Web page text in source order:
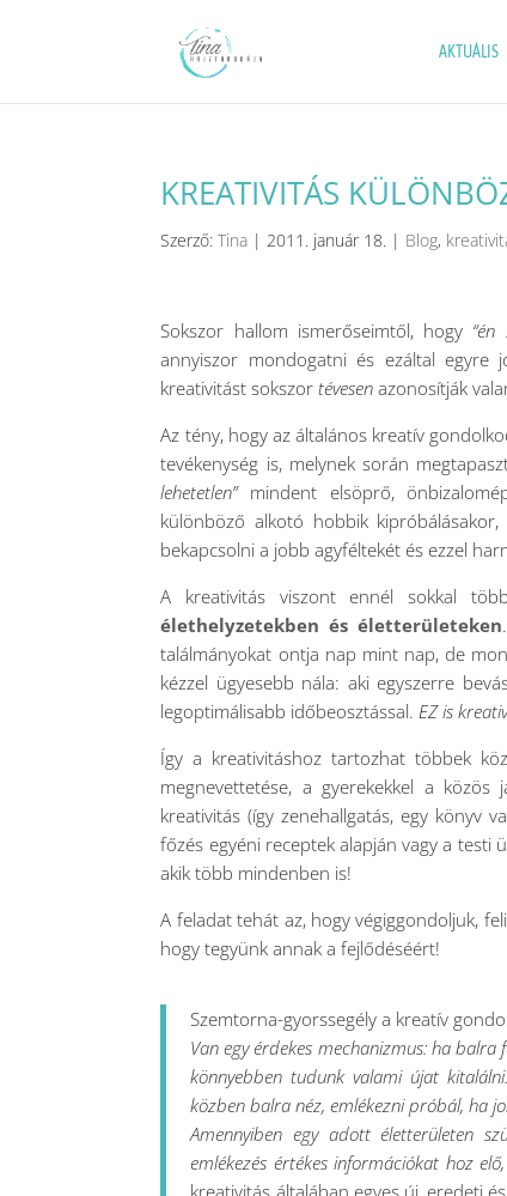
AKTUÁLIS
KREATIVITÁS
Szerző:Tina |2011. január 18. | Blog,
Sokszor hallom ismerőseimtől, hogy “én
annyiszor mondogatni és ezáltal egyre
kreativitást sokszortévesen azonosítják
Az tény, hogy az általános kreatív
tevékenység is, melynek során
lehetetlen” mindent elsöprő,
különböző alkotó hobbik
bekapcsolni a jobb agyféltekét és ezzel
A kreativitás viszont ennél sokkal
élethelyzetekben és életterületeken
találmányokat ontja nap mint nap, de
kézzel ügyesebb nála: aki egyszerre
legoptimálisabb időbeosztással.EZ is
Így a kreativitáshoz tartozhat többek
megnevettetése, a gyerekekkel a közös
kreativitás (így zenehallgatás, egy könyv
főzés egyéni receptek alapján vagy a testi
akik több mindenben is!
A feladat tehát az, hogy végiggondoljuk,
hogy tegyünk annak a fejlődéséért!
Szemtorna-gyorssegély a kreatív
Van egy érdekes mechanizmus: ha
könnyebben tudunk valami újat
közben balra néz, emlékezni próbál, ha
Amennyiben egy adott életterületen
emlékezés értékes információkat hoz
kreativitás általában egyes új, eredeti